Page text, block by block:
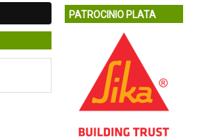
PATROCINIO PLATA